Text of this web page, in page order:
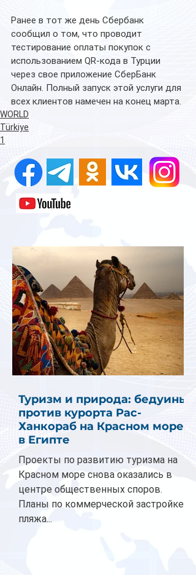
Ранее в тот же день Сбербанк
сообщил о том, что проводит
тестирование оплаты покупок с
использованием QR-кода в Турции
через свое приложение СберБанк
Онлайн. Полный запуск этой услуги для
всех клиентов намечен на конец марта.
WORLD
Türkiye
1
Туризм и природа: бедуины
против курорта Рас-
Ханкораб на Красном море
в Египте
Проекты по развитию туризма на
Красном море снова оказались в
центре общественных споров.
Планы по коммерческой застройке
пляжа...